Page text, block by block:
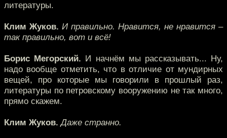
литературы.
Клим Жуков. И правильно. Нравится, не нравится –
так правильно, вот и всё!
Борис Мегорский. И начнём мы рассказывать... Ну,
надо вообще отметить, что в отличие от мундирных
вещей, про которые мы говорили в прошлый раз,
литературы по петровскому вооружению не так много,
прямо скажем.
Клим Жуков. Даже странно.